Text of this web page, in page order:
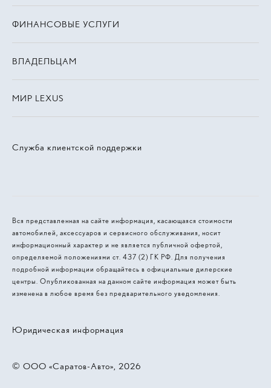
Служба клиентской поддержки
ФИНАНСОВЫЕ УСЛУГИ
ВЛАДЕЛЬЦАМ
МИР LEXUS
Вся представленная на сайте информация, касающаяся стоимости
автомобилей, аксессуаров и сервисного обслуживания, носит
информационный характер и не является публичной офертой,
определяемой положениями ст. 437 (2) ГК РФ. Для получения
подробной информации обращайтесь в официальные дилерские
центры. Опубликованная на данном сайте информация может быть
изменена в любое время без предварительного уведомления.
© 2026, ООО «‎Саратов-Авто»
Юридическая информация